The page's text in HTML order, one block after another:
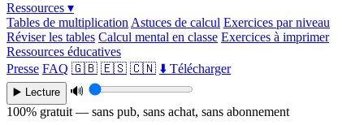
Ressources ▾
Tables de multiplication Astuces de calcul Exercices par niveau
Réviser les tables Calcul mental en classe Exercices à imprimer
Ressources éducatives
Presse FAQ 🇬🇧 🇪🇸 🇨🇳 ⬇️ Télécharger
▶️ Lecture
🔊
100% gratuit — sans pub, sans achat, sans abonnement